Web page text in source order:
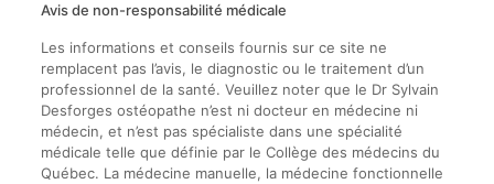
Avis de non-responsabilité médicale
Les informations et conseils fournis sur ce site ne
remplacent pas l’avis, le diagnostic ou le traitement d’un
professionnel de la santé. Veuillez noter que le Dr Sylvain
Desforges ostéopathe n’est ni docteur en médecine ni
médecin, et n’est pas spécialiste dans une spécialité
médicale telle que définie par le Collège des médecins du
Québec. La médecine manuelle, la médecine fonctionnelle